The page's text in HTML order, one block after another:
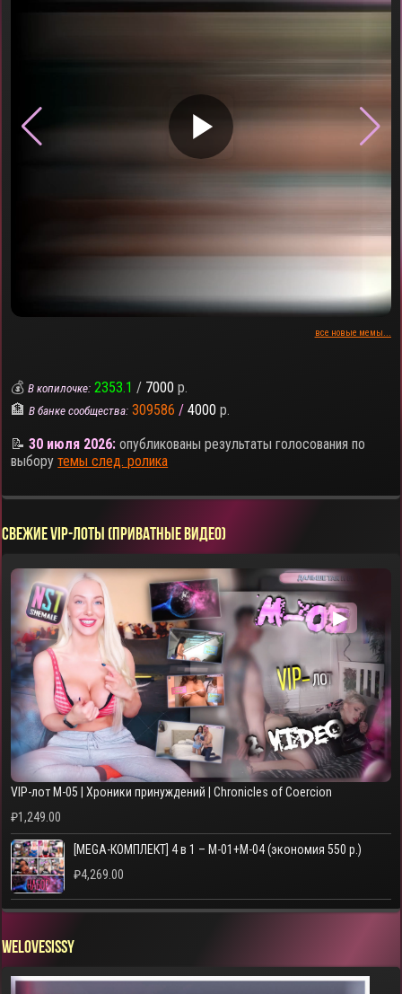
▶
все новые мемы...
💰В копилочке: 2353.1 / 7000 р.
🏦В банке сообщества: 309586 / 4000 р.
📝30 июля 2026: опубликованы результаты голосования по
выборутемы след. ролика
СВЕЖИЕ VIP-ЛОТЫ (ПРИВАТНЫЕ ВИДЕО)
▶
VIP-лот M-05 | Хроники принуждений | Chronicles of Coercion
₽1,249.00
[MEGA-КОМПЛЕКТ] 4 в 1 – M-01+M-04 (экономия 550 р.)
₽4,269.00
WELOVESISSY